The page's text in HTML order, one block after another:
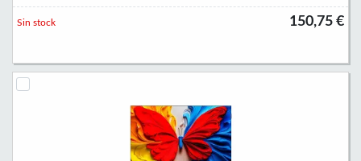
150,75 €
Sin stock